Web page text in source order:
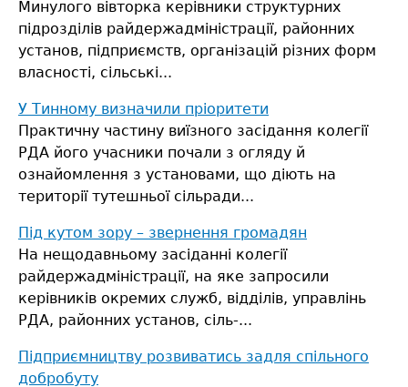
Минулого вівторка керівники структурних
підрозділів райдержадміністрації, районних
установ, підприємств, організацій різних форм
власності, сільські...
У Тинному визначили пріоритети
Практичну частину виїзного засідання колегії
РДА його учасники почали з огляду й
ознайомлення з установами, що діють на
території тутешньої сільради...
Під кутом зору – звернення громадян
На нещодавньому засіданні колегії
райдержадміністрації, на яке запросили
керівників окремих служб, відділів, управлінь
РДА, районних установ, сіль-...
Підприємництву розвиватись задля спільного
добробуту